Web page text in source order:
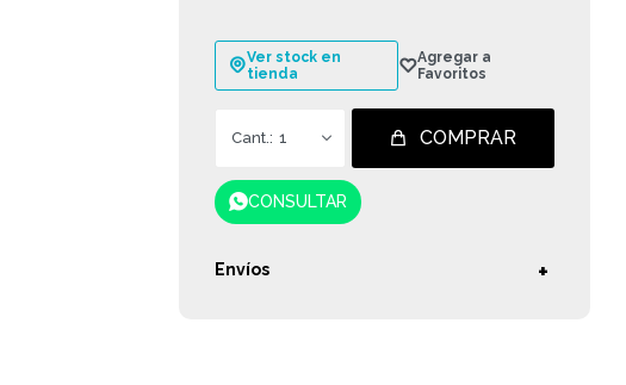
Ver stock en
tienda
1 COMPRAR
CONSULTAR
Envíos